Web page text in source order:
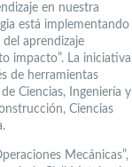
en nuestra
está implementando
aprendizaje
impacto”. La iniciativa
de herramientas
Ciencias, Ingeniería y
Ciencias
Mecánicas”,